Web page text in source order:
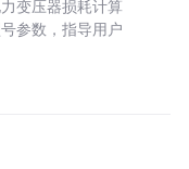
变压器损耗计算
参数，指导用户